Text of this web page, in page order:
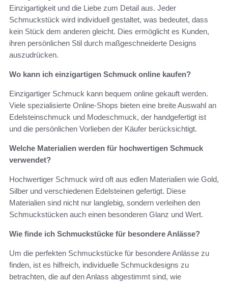
Einzigartigkeit und die Liebe zum Detail aus. Jeder
Schmuckstück wird individuell gestaltet, was bedeutet, dass
kein Stück dem anderen gleicht. Dies ermöglicht es Kunden,
ihren persönlichen Stil durch maßgeschneiderte Designs
auszudrücken.
Wo kann ich einzigartigen Schmuck online kaufen?
Einzigartiger Schmuck kann bequem online gekauft werden.
Viele spezialisierte Online-Shops bieten eine breite Auswahl an
Edelsteinschmuck und Modeschmuck, der handgefertigt ist
und die persönlichen Vorlieben der Käufer berücksichtigt.
Welche Materialien werden für hochwertigen Schmuck
verwendet?
Hochwertiger Schmuck wird oft aus edlen Materialien wie Gold,
Silber und verschiedenen Edelsteinen gefertigt. Diese
Materialien sind nicht nur langlebig, sondern verleihen den
Schmuckstücken auch einen besonderen Glanz und Wert.
Wie finde ich Schmuckstücke für besondere Anlässe?
Um die perfekten Schmuckstücke für besondere Anlässe zu
finden, ist es hilfreich, individuelle Schmuckdesigns zu
betrachten, die auf den Anlass abgestimmt sind, wie